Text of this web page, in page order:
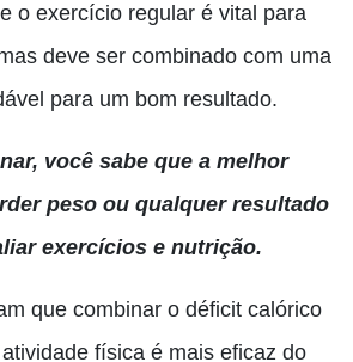
o exercício regular é vital para
deve ser combinado com uma
para um bom resultado.
você sabe que a melhor
peso ou qualquer resultado
exercícios e nutrição.
que combinar o déficit calórico
física é mais eficaz do